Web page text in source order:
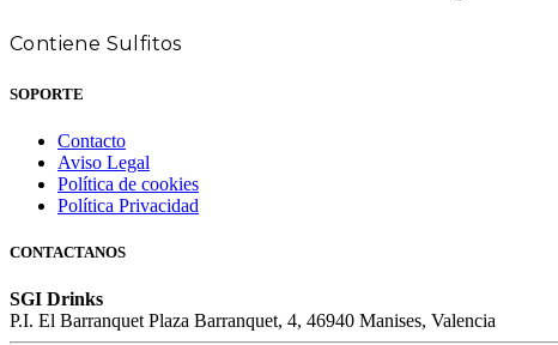
Contiene Sulfitos
SOPORTE
Contacto
Aviso Legal
Política de cookies
Política Privacidad
CONTACTANOS
SGI Drinks
P.I. El Barranquet Plaza Barranquet, 4, 46940 Manises, Valencia